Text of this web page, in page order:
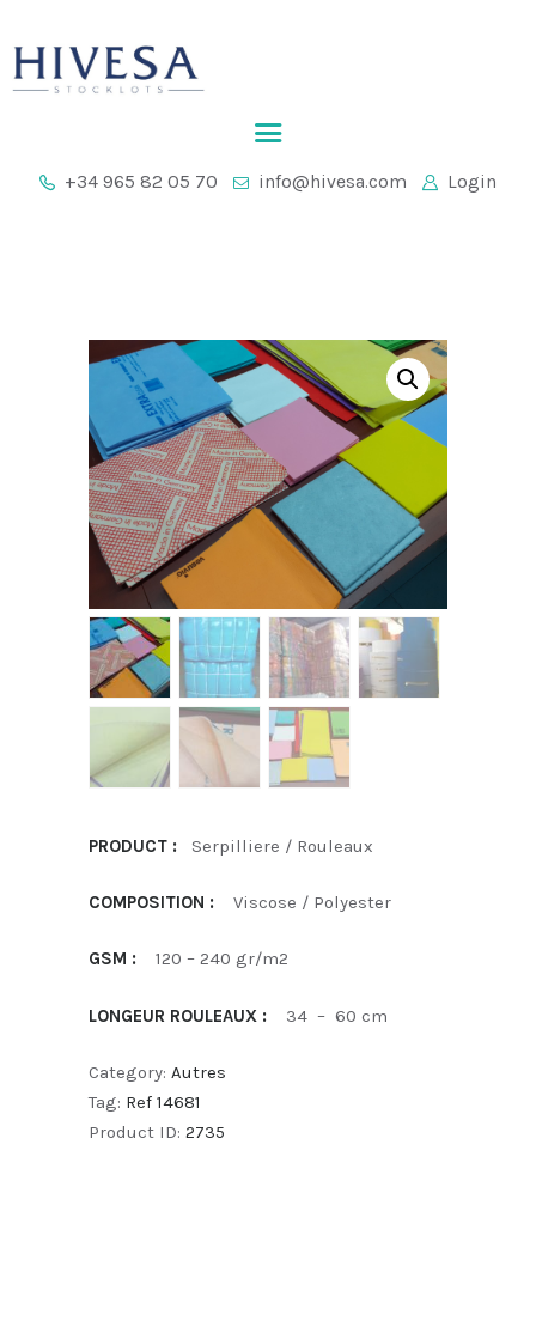
+34 965 82 05 70 info@hivesa.com Login
ACCUEIL
PRODUCT : Serpilliere / Rouleaux
COMPOSITION : Viscose / Polyester
GSM : 120 – 240 gr/m2
LONGEUR ROULEAUX : 34 – 60 cm
Category: Autres
Tag: Ref 14681
Product ID: 2735